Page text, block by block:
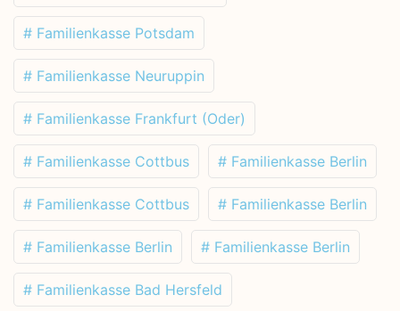
# Familienkasse Potsdam
# Familienkasse Neuruppin
# Familienkasse Frankfurt (Oder)
# Familienkasse Cottbus # Familienkasse Berlin
# Familienkasse Cottbus # Familienkasse Berlin
# Familienkasse Berlin # Familienkasse Berlin
# Familienkasse Bad Hersfeld